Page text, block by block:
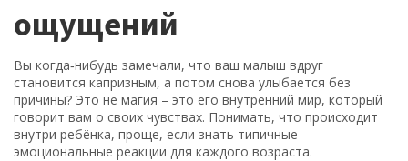
ощущений
Вы когда‑нибудь замечали, что ваш малыш вдруг
становится капризным, а потом снова улыбается без
причины? Это не магия – это его внутренний мир, который
говорит вам о своих чувствах. Понимать, что происходит
внутри ребёнка, проще, если знать типичные
эмоциональные реакции для каждого возраста.